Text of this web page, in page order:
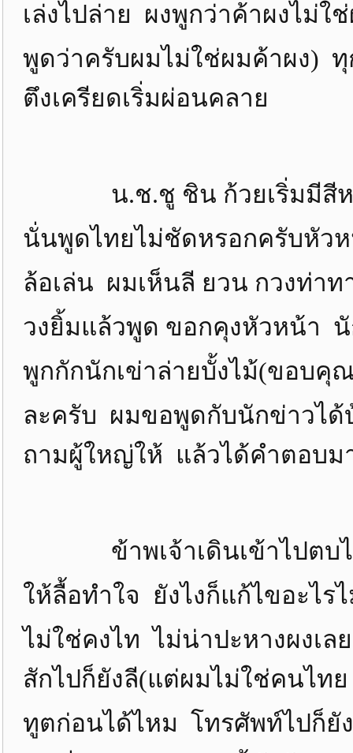
เล่งไปล่าย ผงพูกว่าค้าผงไม่ใ
พูดว่าครับผมไม่ใช่ผมค้าผง)
ตึงเครียดเริ่มผ่อนคลาย
น.ช.ชู ชิน ก้วยเริ่มมีสีหน้
นั่นพูดไทยไม่ชัดหรอกครับหัวห
ล้อเล่น ผมเห็นลี ยวน กวงท่า
วงยิ้มแล้วพูด ขอกคุงหัวหน้า
พูกกักนักเข่าล่ายบั้งไม้(ขอบ
ละครับ ผมขอพูดกับนักข่าวได้
ถามผู้ใหญ่ให้ แล้วได้คำตอบม
ข้าพเจ้าเดินเข้าไปตบไห
ให้ลื้อทำใจ ยังไงก็แก้ไขอะไร
ไม่ใช่คงไท ไม่น่าปะหางผงเ
สักไปก็ยังลี(แต่ผมไม่ใช่คนไ
ทูตก่อนได้ไหม โทรศัพท์ไปก็ยัง